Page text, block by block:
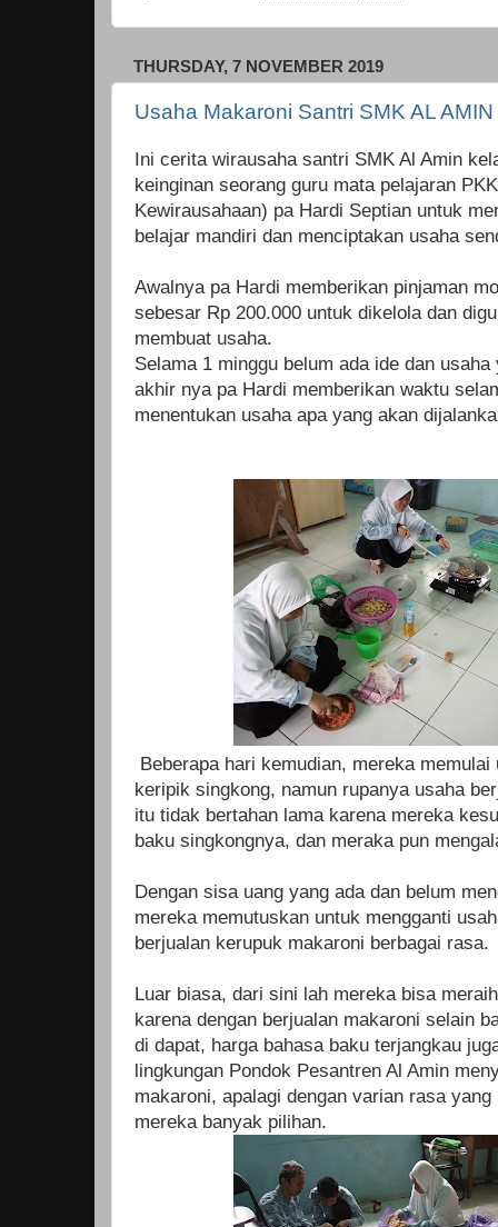
THURSDAY, 7 NOVEMBER 2019
Usaha Makaroni Santri SMK AL AMIN
Ini cerita wirausaha santri SMK Al Amin
keinginan seorang guru mata pelajaran
Kewirausahaan) pa Hardi Septian untuk
belajar mandiri dan menciptakan usaha
Awalnya pa Hardi memberikan pinjaman
sebesar Rp 200.000 untuk dikelola dan
membuat usaha.
Selama 1 minggu belum ada ide dan
akhir nya pa Hardi memberikan waktu
menentukan usaha apa yang akan
Beberapa hari kemudian, mereka
keripik singkong, namun rupanya usaha
itu tidak bertahan lama karena mereka
baku singkongnya, dan meraka pun
Dengan sisa uang yang ada dan belum
mereka memutuskan untuk mengganti
berjualan kerupuk makaroni berbagai rasa.
Luar biasa, dari sini lah mereka bisa
karena dengan berjualan makaroni selain
di dapat, harga bahasa baku terjangkau
lingkungan Pondok Pesantren Al Amin
makaroni, apalagi dengan varian rasa yang
mereka banyak pilihan.